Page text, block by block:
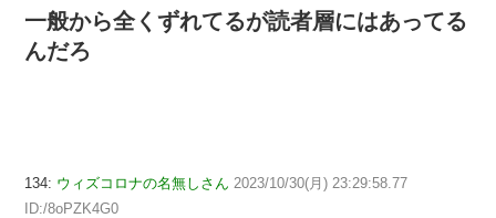
一般から全くずれてるが読者層にはあってる
んだろ
134: ウィズコロナの名無しさん 2023/10/30(月) 23:29:58.77
ID:/8oPZK4G0